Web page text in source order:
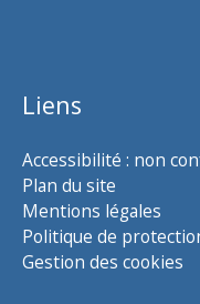
Liens
Accessibilité : non
Plan du site
Mentions légales
Politique de
Gestion des cookies